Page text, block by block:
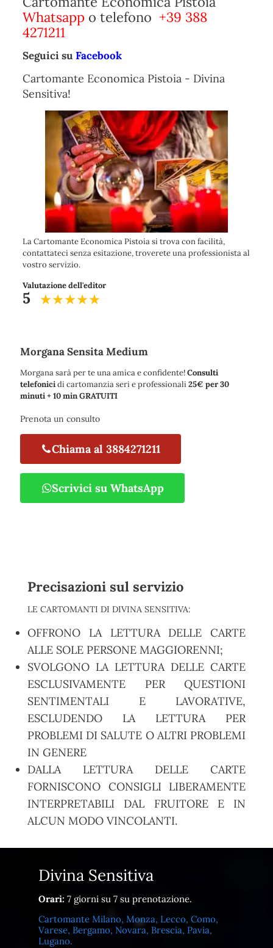
Whatsappo telefono +39 388
4271211
Seguici su Facebook
Cartomante Economica Pistoia - Divina
Sensitiva!
La Cartomante Economica Pistoia si trova con facilità,
contattateci senza esitazione, troverete una professionista al
vostro servizio.
Valutazione dell'editor
5
Morgana Sensita Medium
Morgana sarà per te una amica e confidente!Consulti
telefonicidi cartomanzia seri e professionali25€ per 30
minuti + 10 min GRATUITI
Prenota un consulto
Chiama al 3884271211
Scrivici su WhatsApp
Precisazioni sul servizio
LE CARTOMANTI DI DIVINA SENSITIVA:
OFFRONO LA LETTURA DELLE CARTE
ALLE SOLE PERSONE MAGGIORENNI;
SVOLGONO LA LETTURA DELLE CARTE
ESCLUSIVAMENTE PER QUESTIONI
SENTIMENTALI E LAVORATIVE,
ESCLUDENDO LA LETTURA PER
PROBLEMI DI SALUTE O ALTRI PROBLEMI
IN GENERE
DALLA LETTURA DELLE CARTE
FORNISCONO CONSIGLI LIBERAMENTE
INTERPRETABILI DAL FRUITORE E IN
ALCUN MODO VINCOLANTI.
Divina Sensitiva
Orari: 7 giorni su 7 su prenotazione.
Cartomante Milano, Monza, Lecco, Como,
Varese, Bergamo, Novara, Brescia, Pavia,
Lugano.